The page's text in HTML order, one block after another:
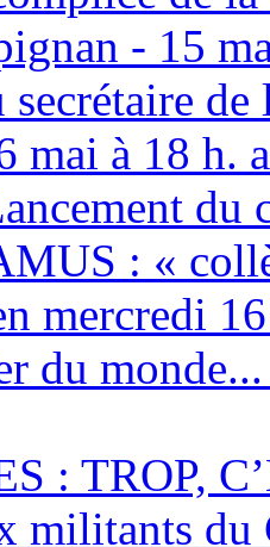
- 15
secrétaire
mai à 18 h.
du
: «
mercredi
du
: TROP,
militants